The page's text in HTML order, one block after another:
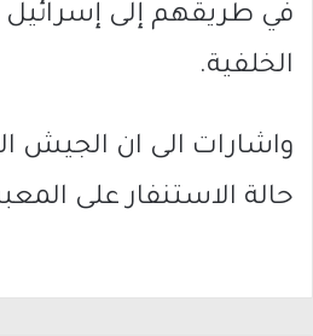
في طريقهم إلى
الخلفية.
واشارات الى ان الجيش
حالة الاستنفار على